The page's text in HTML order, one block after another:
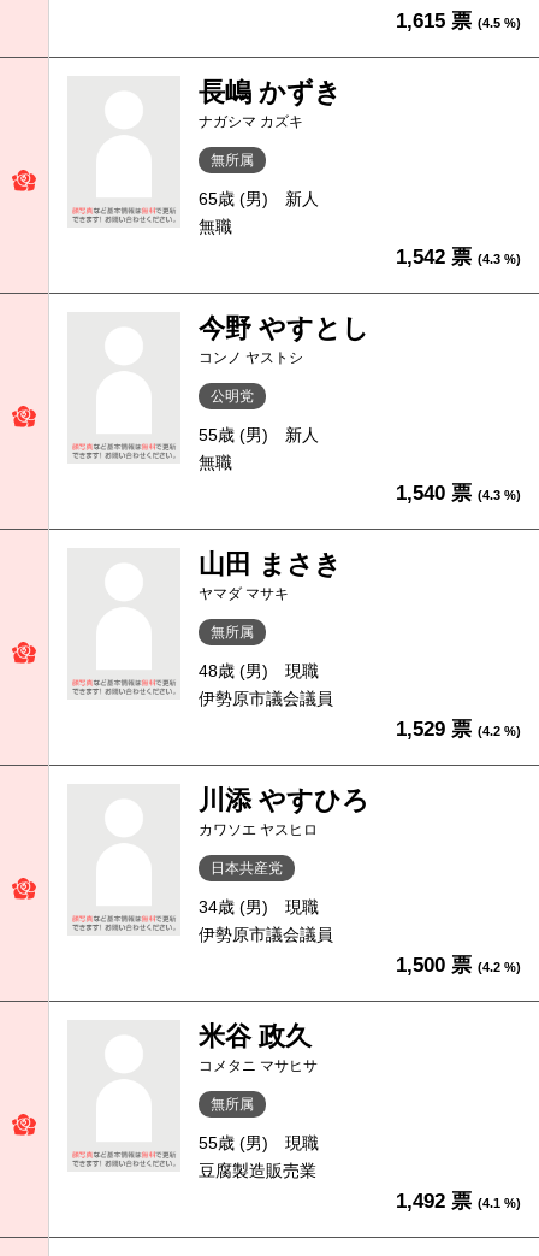
1,615 票 (4.5 %)
長嶋 かずき
ナガシマ カズキ
無所属
65歳 (男)
新人
無職
1,542 票 (4.3 %)
今野 やすとし
コンノ ヤストシ
公明党
55歳 (男)
新人
無職
1,540 票 (4.3 %)
山田 まさき
ヤマダ マサキ
無所属
48歳 (男)
現職
伊勢原市議会議員
1,529 票 (4.2 %)
川添 やすひろ
カワソエ ヤスヒロ
日本共産党
34歳 (男)
現職
伊勢原市議会議員
1,500 票 (4.2 %)
米谷 政久
コメタニ マサヒサ
無所属
55歳 (男)
現職
豆腐製造販売業
1,492 票 (4.1 %)